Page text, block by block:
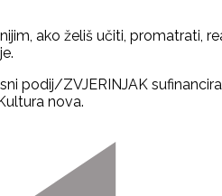
ako želiš učiti, promatrati,
podij/ZVJERINJAK
nova.